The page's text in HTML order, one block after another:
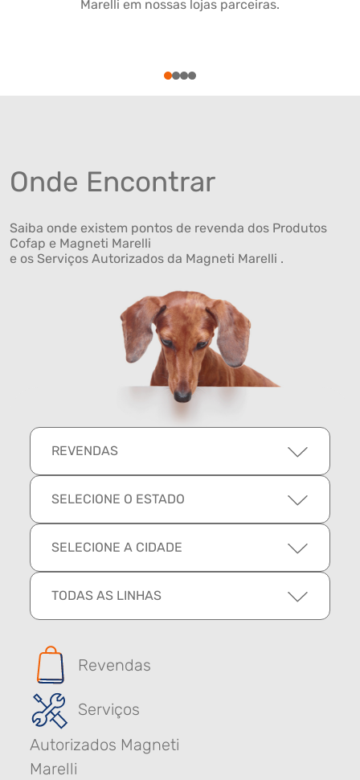
Marelli em nossas lojas parceiras.
1234
Onde Encontrar
Saiba onde existem pontos de revenda dos Produtos
Cofap e Magneti Marelli
e os Serviços Autorizados da Magneti Marelli .
REVENDAS
SELECIONE O ESTADO
SELECIONE A CIDADE
TODAS AS LINHAS
Revendas
Serviços
Autorizados Magneti
Marelli